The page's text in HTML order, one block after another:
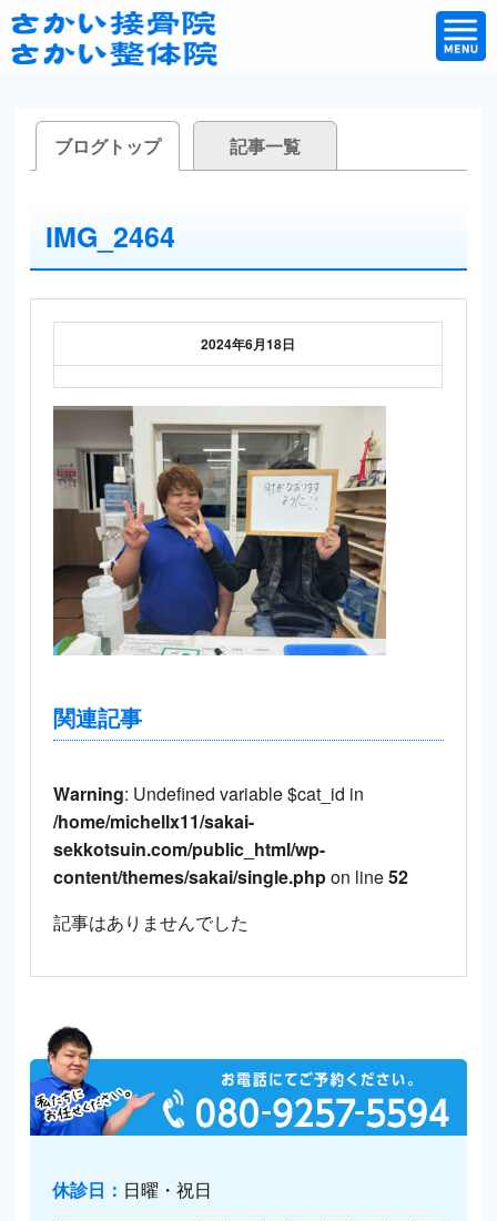
ブログトップ 記事一覧
IMG_2464
2024年6月18日
関連記事
Warning: Undefined variable $cat_id in
/home/michellx11/sakai-
sekkotsuin.com/public_html/wp-
content/themes/sakai/single.phpon line52
記事はありませんでした
休診日： 日曜・祝日